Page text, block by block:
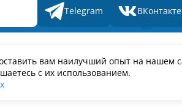
Telegram ВКонтакте
Номер свидетельства ЭЛ № ФС 77 - 88575
вам наилучший опыт на нашем
с их использованием.